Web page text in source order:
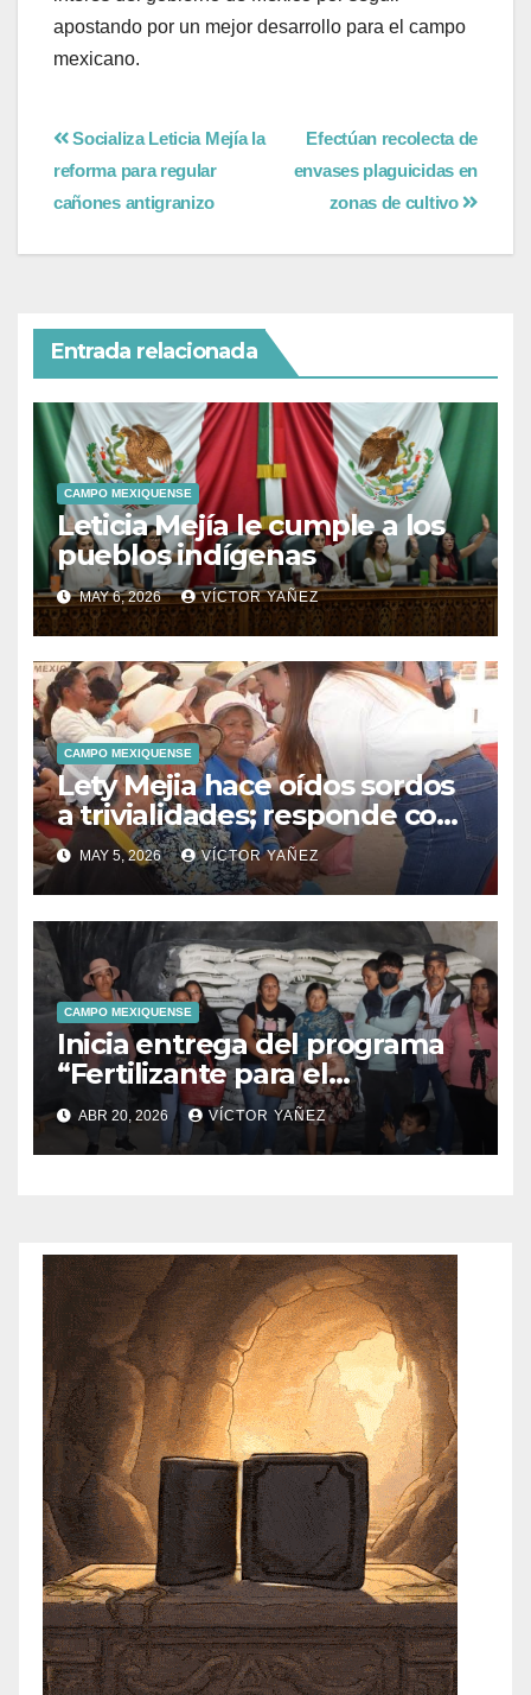
apostando por un mejor desarrollo para el campo
mexicano.
Efectúan recolecta de
envases plaguicidas en
zonas de cultivo
Socializa Leticia Mejía la
reforma para regular
cañones antigranizo
Entrada relacionada
CAMPO MEXIQUENSE
Leticia Mejía le cumple a los
pueblos indígenas
MAY 6, 2026 VÍCTOR YAÑEZ
CAMPO MEXIQUENSE
Lety Mejia hace oídos sordos
a trivialidades; responde con
hechos
MAY 5, 2026 VÍCTOR YAÑEZ
CAMPO MEXIQUENSE
Inicia entrega del programa
“Fertilizante para el
Bienestar” en apoyo al campo
ABR 20, 2026 VÍCTOR YAÑEZ